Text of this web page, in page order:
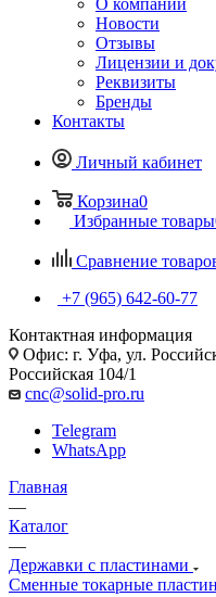
О компании
Новости
Отзывы
Лицензии и
Реквизиты
Бренды
Контакты
Личный кабинет
Корзина0
Избранные товары
Сравнение
+7 (965) 642-60-77
Контактная информация
Офис: г. Уфа, ул.
Российская 104/1
cnc@solid-pro.ru
Telegram
WhatsApp
Главная
—
Каталог
—
Державки с пластинами
Сменные токарные